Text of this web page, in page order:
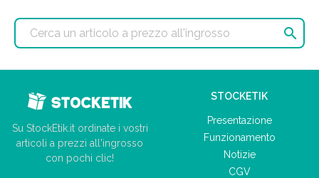

Su StockEtik.it ordinate i vostri
articoli a prezzi all'ingrosso
con pochi clic!
STOCKETIK
Presentazione
Funzionamento
Notizie
CGV